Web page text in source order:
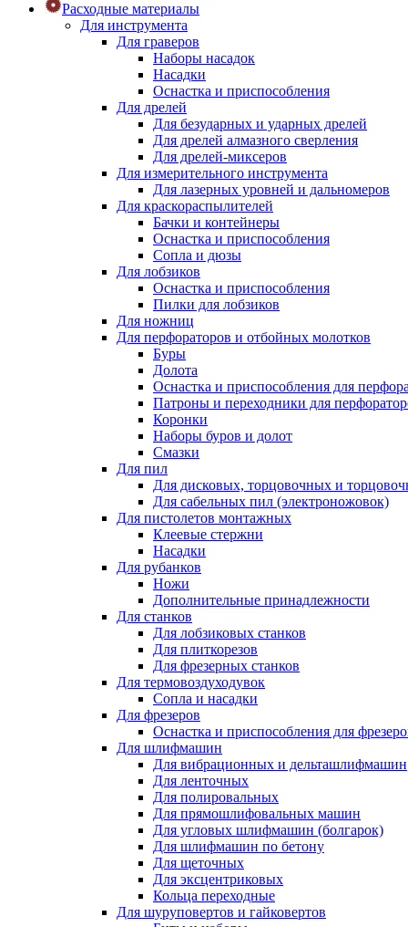
Расходные материалы
Для инструмента
Для граверов
Наборы насадок
Насадки
Оснастка и приспособления
Для дрелей
Для безударных и ударных дрелей
Для дрелей алмазного сверления
Для дрелей-миксеров
Для измерительного инструмента
Для лазерных уровней и дальномеров
Для краскораспылителей
Бачки и контейнеры
Оснастка и приспособления
Сопла и дюзы
Для лобзиков
Оснастка и приспособления
Пилки для лобзиков
Для ножниц
Для перфораторов и отбойных молотков
Буры
Долота
Оснастка и приспособления для
Патроны и переходники для
Коронки
Наборы буров и долот
Смазки
Для пил
Для дисковых, торцовочных и
Для сабельных пил (электроножовок)
Для пистолетов монтажных
Клеевые стержни
Насадки
Для рубанков
Ножи
Дополнительные принадлежности
Для станков
Для лобзиковых станков
Для плиткорезов
Для фрезерных станков
Для термовоздуходувок
Сопла и насадки
Для фрезеров
Оснастка и приспособления для
Для шлифмашин
Для вибрационных и дельташлифмашин
Для ленточных
Для полировальных
Для прямошлифовальных машин
Для угловых шлифмашин (болгарок)
Для шлифмашин по бетону
Для щеточных
Для эксцентриковых
Кольца переходные
Для шуруповертов и гайковертов